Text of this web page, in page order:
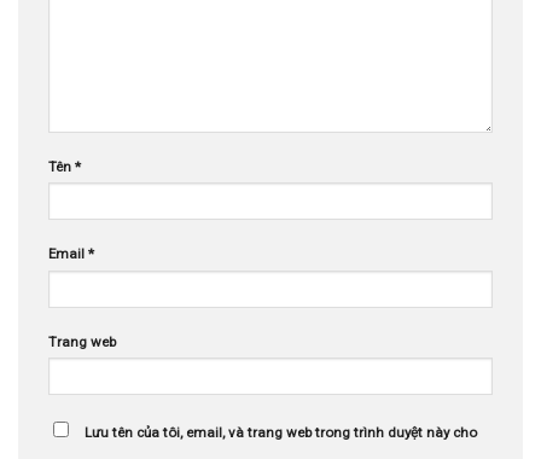
Tên *
Email *
Trang web
Lưu tên của tôi, email, và trang web trong trình duyệt này cho